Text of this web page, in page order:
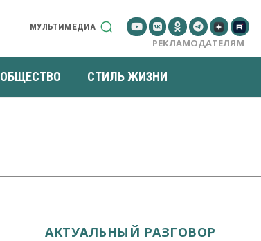
МУЛЬТИМЕДИА
РЕКЛАМОДАТЕЛЯМ
ОБЩЕСТВО СТИЛЬ ЖИЗНИ
АКТУАЛЬНЫЙ РАЗГОВОР